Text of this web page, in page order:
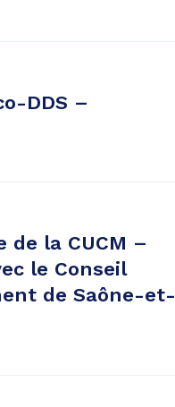
DDS –
de la CUCM –
le Conseil
de Saône-et-